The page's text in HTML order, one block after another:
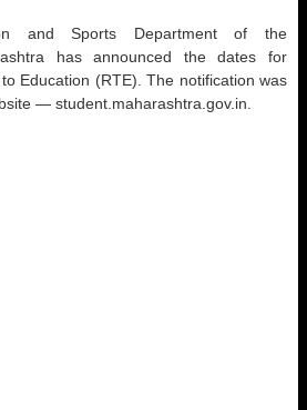
and Sports Department of the
has announced the dates for
Education (RTE). The notification was
— student.maharashtra.gov.in.